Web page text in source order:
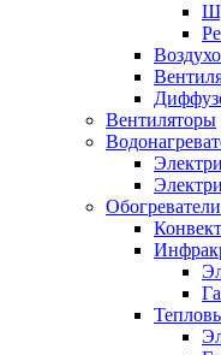
Вентиляторы
Обогреватели